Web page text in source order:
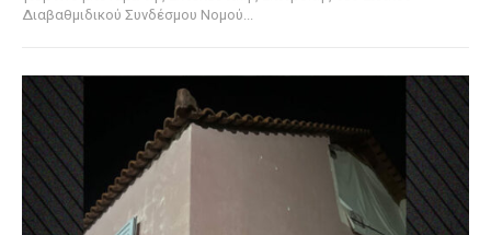
Διαβαθμιδικού Συνδέσμου Νομού...